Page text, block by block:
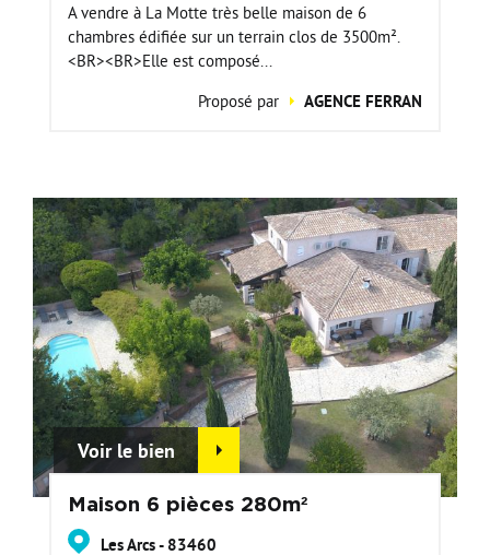
A vendre à La Motte très belle maison de 6
chambres édifiée sur un terrain clos de 3500m².
<BR><BR>Elle est composé...
Proposé par
AGENCE FERRAN
Voir le bien
Maison 6 pièces 280m²
Les Arcs - 83460